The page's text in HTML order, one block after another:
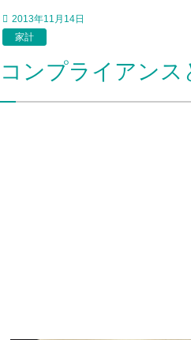
2013年11月14日
家計
コンプライアン